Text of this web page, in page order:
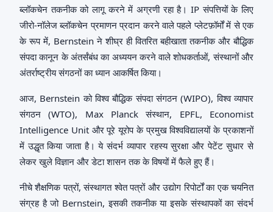
ब्लॉकचेन तकनीक को लागू करने में अग्रणी रहा है। IP संपत्तियों के लिए
जीरो-नॉलेज ब्लॉकचेन प्रमाणन प्रदान करने वाले पहले प्लेटफ़ॉर्मों में से एक
के रूप में, Bernstein ने शीघ्र ही वितरित बहीखाता तकनीक और बौद्धिक
संपदा कानून के अंतर्संबंध का अध्ययन करने वाले शोधकर्ताओं, संस्थानों और
अंतर्राष्ट्रीय संगठनों का ध्यान आकर्षित किया।
आज, Bernstein को विश्व बौद्धिक संपदा संगठन (WIPO), विश्व व्यापार
संगठन (WTO), Max Planck संस्थान, EPFL, Economist
Intelligence Unit और पूरे यूरोप के प्रमुख विश्वविद्यालयों के प्रकाशनों
में उद्धृत किया जाता है। ये संदर्भ व्यापार रहस्य सुरक्षा और पेटेंट सुधार से
लेकर खुले विज्ञान और डेटा शासन तक के विषयों में फैले हुए हैं।
नीचे शैक्षणिक पत्रों, संस्थागत श्वेत पत्रों और उद्योग रिपोर्टों का एक चयनित
संग्रह है जो Bernstein, इसकी तकनीक या इसके संस्थापकों का संदर्भ